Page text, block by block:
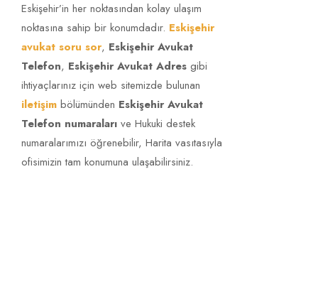
Eskişehir Boşanma Davaları Avukatı
yazdı!
Anlaşmalı Boşanma
Davası Nedir
TÜMÜNÜ GÖR!
Eskişehir’in her noktasından kolay ulaşım
noktasına sahip bir konumdadır. Eskişehir
avukat soru sor, Eskişehir Avukat
Telefon, Eskişehir Avukat Adres gibi
ihtiyaçlarınız için web sitemizde bulunan
iletişim bölümünden Eskişehir Avukat
Telefon numaraları ve Hukuki destek
numaralarımızı öğrenebilir, Harita vasıtasıyla
ofisimizin tam konumuna ulaşabilirsiniz.